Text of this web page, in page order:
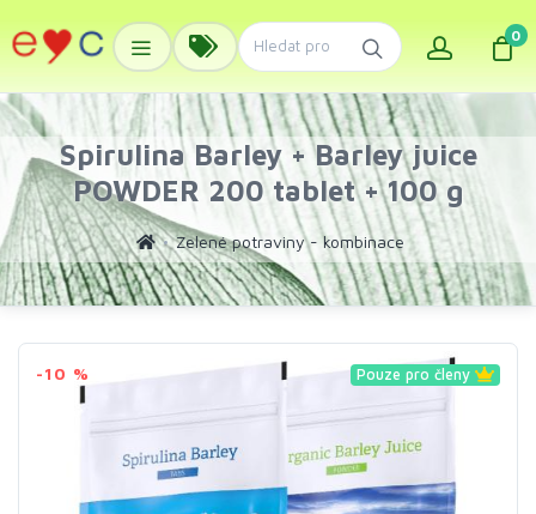
0
Spirulina Barley + Barley juice
POWDER 200 tablet + 100 g
Zelené potraviny - kombinace
-10 % Pouze pro členy